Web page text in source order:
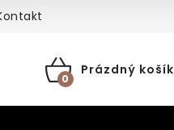
NÁKUPNÍ
Prázdný košík